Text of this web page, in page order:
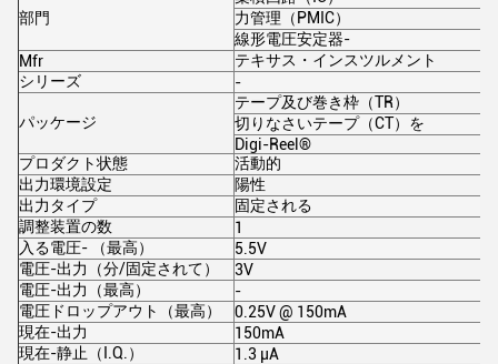
部門
力管理（PMIC）
線形電圧安定器-
Mfr
テキサス・インスツルメント
シリーズ
-
パッケージ
テープ及び巻き枠（TR）
切りなさいテープ（CT）を
Digi-Reel®
プロダクト状態
活動的
出力環境設定
陽性
出力タイプ
固定される
調整装置の数
1
入る電圧- （最高）
5.5V
電圧-出力（分/固定されて）
3V
電圧-出力（最高）
-
電圧ドロップアウト（最高）
0.25V @ 150mA
現在-出力
150mA
現在-静止（I.Q.）
1.3 µA